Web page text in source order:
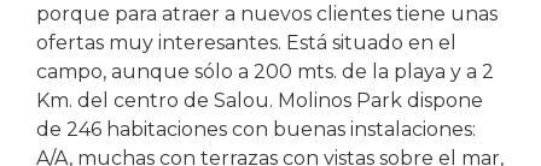
porque para atraer a nuevos clientes tiene unas
ofertas muy interesantes. Está situado en el
campo, aunque sólo a 200 mts. de la playa y a 2
Km. del centro de Salou. Molinos Park dispone
de 246 habitaciones con buenas instalaciones:
A/A, muchas con terrazas con vistas sobre el mar,